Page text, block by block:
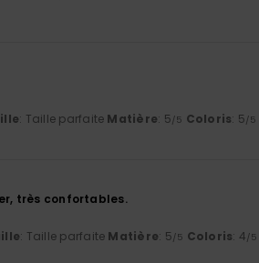
: Taille parfaite Matière: 5/5 Coloris: 5/5
très confortables.
: Taille parfaite Matière: 5/5 Coloris: 4/5